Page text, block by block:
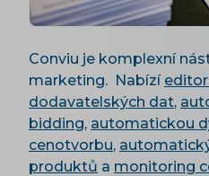
Conviu je komplexní
marketing. Nabízí editor
dodavatelských dat,
bidding, automatickou
cenotvorbu,
produktů a monitoring